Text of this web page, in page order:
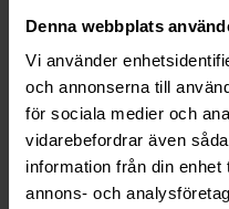
Denna webbplats
Vi använder
och annonserna till
för sociala medier och
vidarebefordrar även
information från din
annons- och
21 Huhtikuu -
1
29 Toukokuu -
30